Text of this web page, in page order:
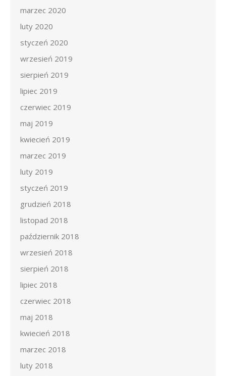
marzec 2020
luty 2020
styczeń 2020
wrzesień 2019
sierpień 2019
lipiec 2019
czerwiec 2019
maj 2019
kwiecień 2019
marzec 2019
luty 2019
styczeń 2019
grudzień 2018
listopad 2018
październik 2018
wrzesień 2018
sierpień 2018
lipiec 2018
czerwiec 2018
maj 2018
kwiecień 2018
marzec 2018
luty 2018